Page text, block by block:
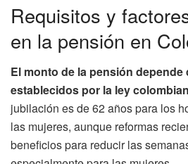
Requisitos y
en la pensión en
El monto de la pensión
establecidos por la ley
jubilación es de 62 años para los
las mujeres, aunque reformas
beneficios para reducir las